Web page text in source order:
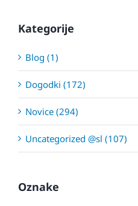
Kategorije
Blog (1)
Dogodki (172)
Novice (294)
Uncategorized @sl (107)
Oznake